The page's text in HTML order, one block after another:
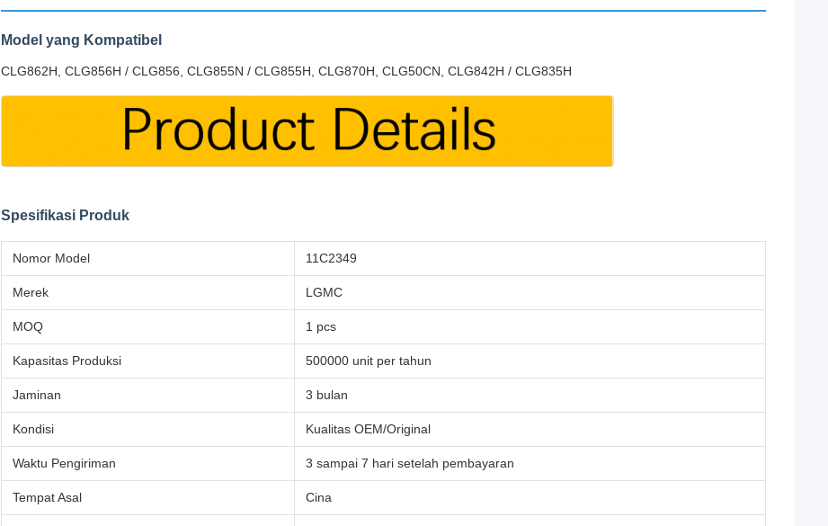
Model yang Kompatibel
CLG862H, CLG856H / CLG856, CLG855N / CLG855H, CLG870H, CLG50CN, CLG842H / CLG835H
Spesifikasi Produk
Nomor Model 11C2349
Merek LGMC
MOQ 1 pcs
Kapasitas Produksi 500000 unit per tahun
Jaminan 3 bulan
Kondisi Kualitas OEM/Original
Waktu Pengiriman 3 sampai 7 hari setelah pembayaran
Tempat Asal Cina